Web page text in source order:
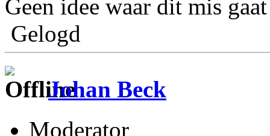
Geen idee waar dit mis
Gelogd
Johan Beck
Moderator